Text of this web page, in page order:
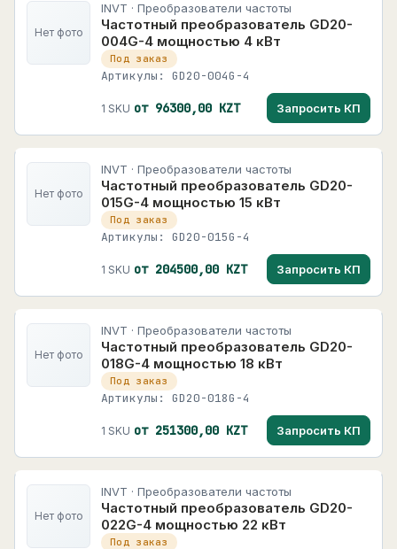
Нет фото
INVT · Преобразователи частоты
Частотный преобразователь GD20-
004G-4 мощностью 4 кВт
Под заказ
Артикулы: GD20-004G-4
1 SKU от 96300,00 KZT Запросить КП
Нет фото
INVT · Преобразователи частоты
Частотный преобразователь GD20-
015G-4 мощностью 15 кВт
Под заказ
Артикулы: GD20-015G-4
1 SKU от 204500,00 KZT Запросить КП
Нет фото
INVT · Преобразователи частоты
Частотный преобразователь GD20-
018G-4 мощностью 18 кВт
Под заказ
Артикулы: GD20-018G-4
1 SKU от 251300,00 KZT Запросить КП
Нет фото
INVT · Преобразователи частоты
Частотный преобразователь GD20-
022G-4 мощностью 22 кВт
Под заказ